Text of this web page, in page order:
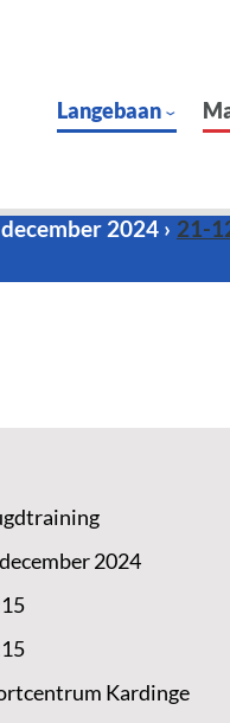
Langebaan
2024 21-
2024
Kardinge